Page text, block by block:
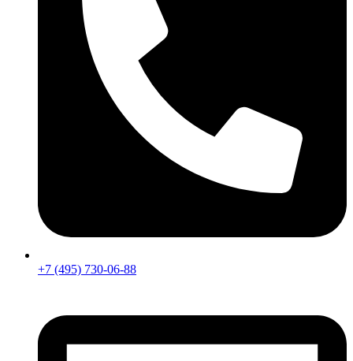
+7 (495) 730-06-88